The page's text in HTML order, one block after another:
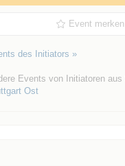
Event merken
des Initiators »
Events von Initiatoren aus
Ost